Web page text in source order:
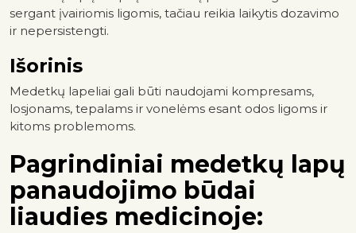
sergant įvairiomis ligomis, tačiau reikia laikytis dozavimo
ir nepersistengti.
Išorinis
Medetkų lapeliai gali būti naudojami kompresams,
losjonams, tepalams ir vonelėms esant odos ligoms ir
kitoms problemoms.
Pagrindiniai medetkų lapų
panaudojimo būdai
liaudies medicinoje: